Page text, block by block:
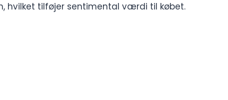
hvilket tilføjer sentimental værdi til købet.